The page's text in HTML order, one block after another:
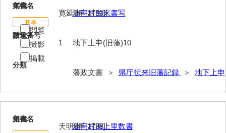
10
文書名
油宇村由来書写
請求番号
地下上申(旧藩)10
分類
藩政文書 ＞ 県庁伝来旧藩記録 ＞ 地下上申
年代
寛延3年[1750]
数量
1
閲覧
撮影
掲載
11
文書名
油宇村海上里数書
年代
天明8年[1788]